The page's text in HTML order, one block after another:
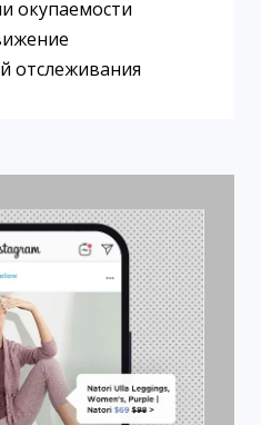
окупаемости
отслеживания